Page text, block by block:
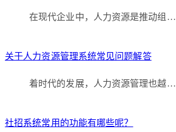
在现代企业中，人力资源是推动组…
关于人力资源管理系统常见问题解答
着时代的发展，人力资源管理也越…
社招系统常用的功能有哪些呢？